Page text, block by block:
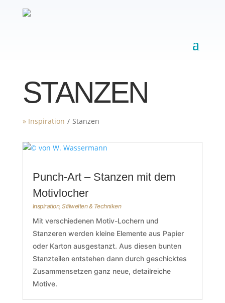
STANZEN
» Inspiration / Stanzen
Punch-Art – Stanzen mit dem
Motivlocher
Inspiration,Stilwelten & Techniken
Mit verschiedenen Motiv-Lochern und
Stanzeren werden kleine Elemente aus Papier
oder Karton ausgestanzt. Aus diesen bunten
Stanzteilen entstehen dann durch geschicktes
Zusammensetzen ganz neue, detailreiche
Motive.